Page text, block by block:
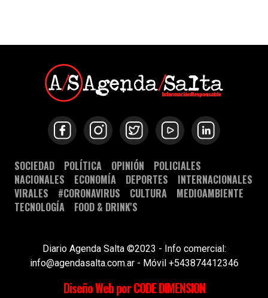
SOCIEDAD POLÍTICA OPINIÓN
POLICIALES
NACIONALES
ECONOMÍA DEPORTES
INTERNACIONALES
VIRALES
#CORONAVIRUS CULTURA
MEDIOAMBIENTE
TECNOLOGÍA
FOOD & DRINK'S
Diario Agenda Salta ©2023 - Info comercial:
info@agendasalta.com.ar - Móvil +543874412346
Diseño Web por CODE DIMENSION